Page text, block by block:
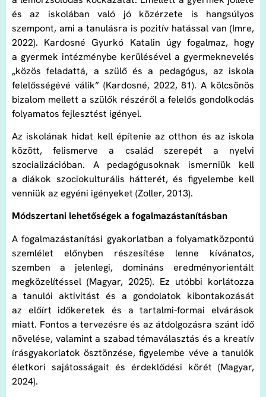
és az iskolában való jó közérzete is hangsúlyos
szempont, ami a tanulásra is pozitív hatással van (Imre,
2022). Kardosné Gyurkó Katalin úgy fogalmaz, hogy
a gyermek intézménybe kerülésével a gyermeknevelés
„közös feladattá, a szülő és a pedagógus, az iskola
felelősségévé válik” (Kardosné, 2022, 81). A kölcsönös
bizalom mellett a szülők részéről a felelős gondolkodás
folyamatos fejlesztést igényel.
Az iskolának hidat kell építenie az otthon és az iskola
között, felismerve a család szerepét a nyelvi
szocializációban. A pedagógusoknak ismerniük kell
a diákok szociokulturális hátterét, és figyelembe kell
venniük az egyéni igényeket (Zoller, 2013).
Módszertani lehetőségek a fogalmazástanításban
A fogalmazástanítási gyakorlatban a folyamatközpontú
szemlélet előnyben részesítése lenne kívánatos,
szemben a jelenlegi, domináns eredményorientált
megközelítéssel (Magyar, 2025). Ez utóbbi korlátozza
a tanulói aktivitást és a gondolatok kibontakozását
az előírt időkeretek és a tartalmi-formai elvárások
miatt. Fontos a tervezésre és az átdolgozásra szánt idő
növelése, valamint a szabad témaválasztás és a kreatív
írásgyakorlatok ösztönzése, figyelembe véve a tanulók
életkori sajátosságait és érdeklődési körét (Magyar,
2024).